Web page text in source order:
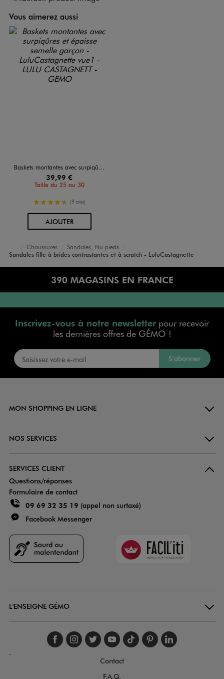
Vous aimerez aussi
Baskets montantes avec surpiqûres et épaisse semelle garçon - LuluCastagnette
39,99 €
Taille du 25 au 30
4.5/5 de moyenne
(9 avis)
AJOUTERAU PANIER
Accueil
Fille
Chaussures
Sandales, Nu-pieds
Sandales fille à brides contrastantes et à scratch - LuluCastagnette
390 MAGASINS EN FRANCE
Inscrivez-vous à notre newsletterpour recevoir
les dernières offres de GÉMO !
S’abonner
MON SHOPPING EN LIGNE
NOS SERVICES
SERVICES CLIENT
Questions/réponses
Formulaire de contact
09 69 32 35 19 (appel non surtaxé)
Facebook Messenger
Faciliti
L'ENSEIGNE GÉMO
Suivez-nous sur
Suivez-nous sur
Suivez-nous sur
Suivez-nous
Suivez-nous
Suivez-
.
Contact
F.A.Q.